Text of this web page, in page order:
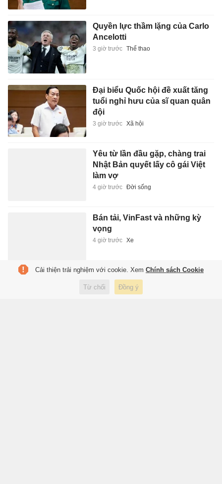
Quyền lực thầm lặng của Carlo
Ancelotti
3 giờ trước Thể thao
Đại biểu Quốc hội đề xuất tăng
tuổi nghỉ hưu của sĩ quan quân
đội
3 giờ trước Xã hội
Yêu từ lần đầu gặp, chàng trai
Nhật Bản quyết lấy cô gái Việt
làm vợ
4 giờ trước Đời sống
Bán tải, VinFast và những kỳ
vọng
4 giờ trước Xe
Xúp hay súp, xốt hay sốt, si rô
hay xi rô?
Cải thiện trải nghiệm với cookie. Xem Chính sách Cookie
Từ chối Đồng ý